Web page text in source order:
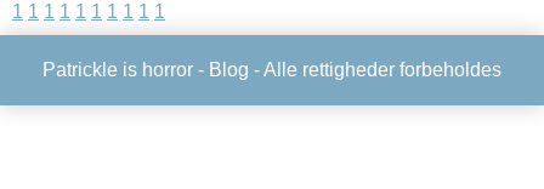
1 1 1 1 1 1 1 1 1 1
Patrickle is horror - Blog - Alle rettigheder forbeholdes